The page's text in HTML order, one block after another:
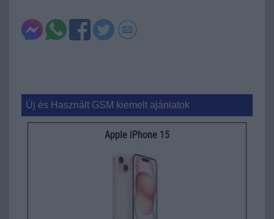
Új és Használt GSM kiemelt ajánlatok
Apple iPhone 15